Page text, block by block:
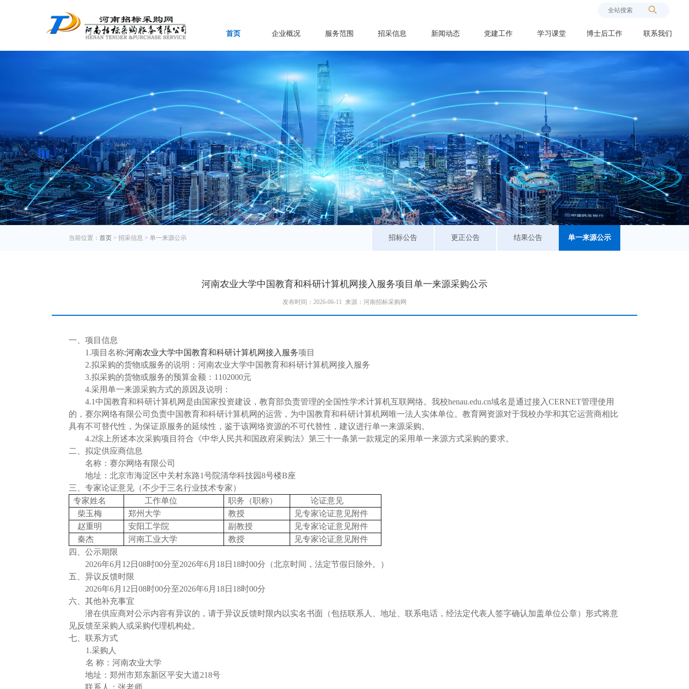
首页 企业概况 服务范围 招采信息 新闻动态 党建工作 学习课堂 博士后工作 联系我们
当前位置：首页 > 招采信息 >单一来源公示 单一来源公示
结果公告
更正公告
招标公告
河南农业大学中国教育和科研计算机网接入服务项目单一来源采购公示
发布时间：2026-06-11 来源：河南招标采购网
一、项目信息
1.项目名称:河南农业大学中国教育和科研计算机网接入服务项目
2.拟采购的货物或服务的说明 ：河南农业大学中国教育和科研计算机网接入服务
3.拟采购的货物或服务的预算金额 ：1102000元
4.采用单一来源采购方式的原因及说明：
4.1 中国教育和科研计算机网是由国家投资建设 ，教育部负责管理的全国性学术计算机互联网络。我校henau.edu.cn域名是通过接入CERNET管理使用
的，赛尔网络有限公司负责中国教育和科研计算机网的运营，为中国教育和科研计算机网唯一法人实体单位。教育网资源对于我校办学和其它运营商相比
具有不可替代性，为保证原服务的延续性，鉴于该网络资源的不可代替性，建议进行单一来源采购。
4.2综上所述本次采购项目符合《中华人民共和国政府采购法》第三十一条第一款规定的采用单一来源方式采购的要求。
二、拟定供应商信息
名称：赛尔网络有限公司
地址：北京市海淀区中关村东路1号院清华科技园8号楼B座
三 、专家论证意见（不少于三名行业技术专家）
专家姓名
工作单位 职务（职称）
论证意见
柴玉梅
郑州大学 教授
见专家论证意见附件
赵重明 安阳工学院 副教授
见专家论证意见附件
秦杰
河南工业大学 教授
见专家论证意见附件
四
、公示期限
2026年6月 12 日08时00分至2026年6月18日18时00分（北京时间，法定节假日除外。）
五 、异议反馈时限
2026年6月 12 日08时00分至2026年6月18日18时00分
六 、其他补充事宜
潜在供应商对公示内容有异议的，请于异议反馈时限内以实名书面（包括联系人、地址、联系电话，经法定代表人签字确认加盖单位公章）形式将意
见反馈至采购人或采购代理机构处。
七 、联系方式
1.采购人
名 称：河南农业大学
地址：郑州市郑东新区平安大道218号
联系人：张老师